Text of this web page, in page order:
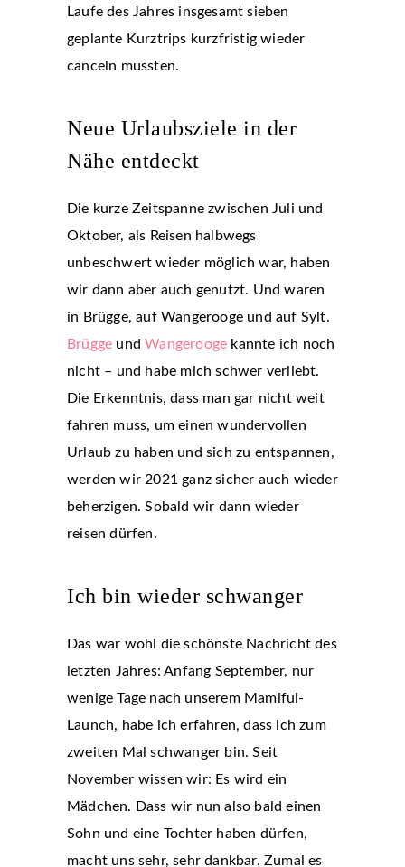
Laufe des Jahres insgesamt sieben
geplante Kurztrips kurzfristig wieder
canceln mussten.
Neue Urlaubsziele in der
Nähe entdeckt
Die kurze Zeitspanne zwischen Juli und
Oktober, als Reisen halbwegs
unbeschwert wieder möglich war, haben
wir dann aber auch genutzt. Und waren
in Brügge, auf Wangerooge und auf Sylt.
Brügge undWangerooge kannte ich noch
nicht – und habe mich schwer verliebt.
Die Erkenntnis, dass man gar nicht weit
fahren muss, um einen wundervollen
Urlaub zu haben und sich zu entspannen,
werden wir 2021 ganz sicher auch wieder
beherzigen. Sobald wir dann wieder
reisen dürfen.
Ich bin wieder schwanger
Das war wohl die schönste Nachricht des
letzten Jahres: Anfang September, nur
wenige Tage nach unserem Mamiful-
Launch, habe ich erfahren, dass ich zum
zweiten Mal schwanger bin. Seit
November wissen wir: Es wird ein
Mädchen. Dass wir nun also bald einen
Sohn und eine Tochter haben dürfen,
macht uns sehr, sehr dankbar. Zumal es